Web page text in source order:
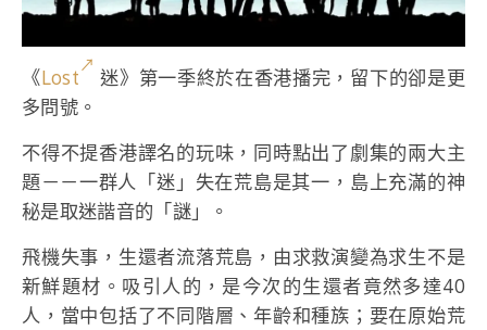
《Lost
迷》第一季終於在香港播完，留下的卻是更
多問號。
不得不提香港譯名的玩味，同時點出了劇集的兩大主
題－－一群人「迷」失在荒島是其一，島上充滿的神
秘是取迷諧音的「謎」。
飛機失事，生還者流落荒島，由求救演變為求生不是
新鮮題材。吸引人的，是今次的生還者竟然多達40
人，當中包括了不同階層、年齡和種族；要在原始荒